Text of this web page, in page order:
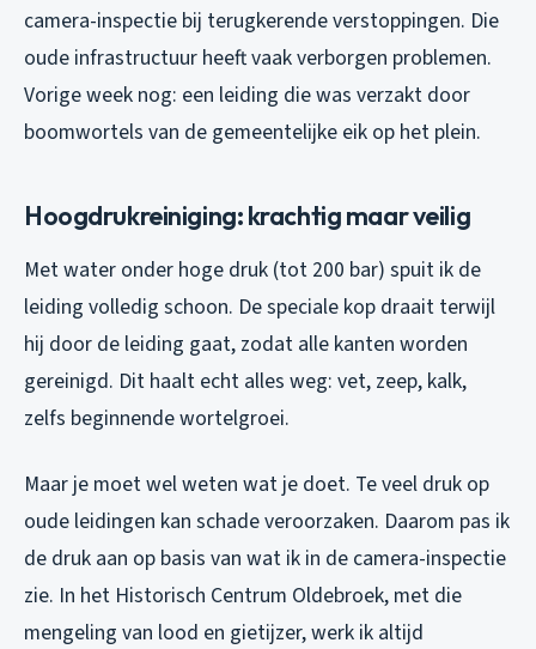
camera-inspectie bij terugkerende verstoppingen. Die
oude infrastructuur heeft vaak verborgen problemen.
Vorige week nog: een leiding die was verzakt door
boomwortels van de gemeentelijke eik op het plein.
Hoogdrukreiniging: krachtig maar veilig
Met water onder hoge druk (tot 200 bar) spuit ik de
leiding volledig schoon. De speciale kop draait terwijl
hij door de leiding gaat, zodat alle kanten worden
gereinigd. Dit haalt echt alles weg: vet, zeep, kalk,
zelfs beginnende wortelgroei.
Maar je moet wel weten wat je doet. Te veel druk op
oude leidingen kan schade veroorzaken. Daarom pas ik
de druk aan op basis van wat ik in de camera-inspectie
zie. In het Historisch Centrum Oldebroek, met die
mengeling van lood en gietijzer, werk ik altijd